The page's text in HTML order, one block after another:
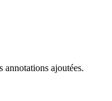
annotations ajoutées.